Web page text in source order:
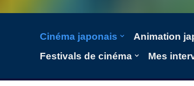
Cinéma japonais Animation
Festivals de cinéma
Mes